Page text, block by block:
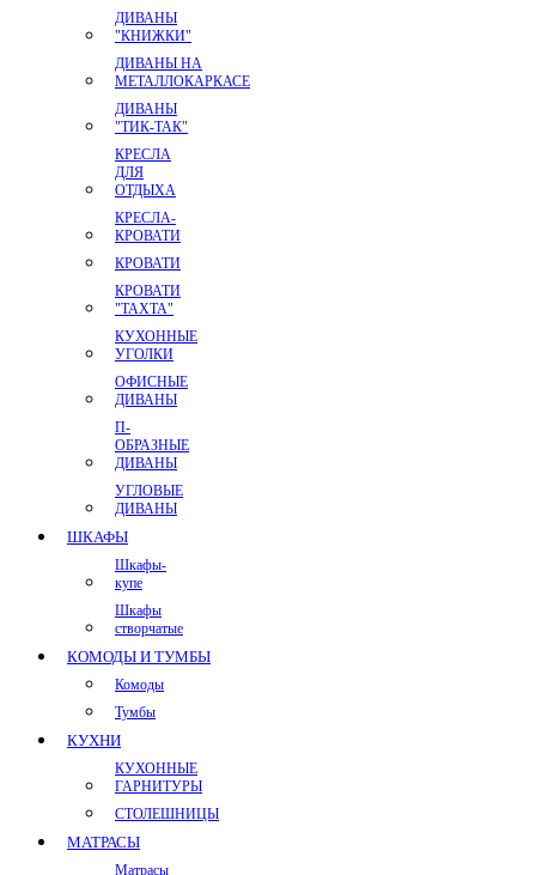
ДИВАНЫ
"КНИЖКИ"
ДИВАНЫ НА
МЕТАЛЛОКАРКАСЕ
ДИВАНЫ
"ТИК-ТАК"
КРЕСЛА
ДЛЯ
ОТДЫХА
КРЕСЛА-
КРОВАТИ
КРОВАТИ
КРОВАТИ
"ТАХТА"
КУХОННЫЕ
УГОЛКИ
ОФИСНЫЕ
ДИВАНЫ
П-
ОБРАЗНЫЕ
ДИВАНЫ
УГЛОВЫЕ
ДИВАНЫ
ШКАФЫ
Шкафы-
купе
Шкафы
створчатые
КОМОДЫ И ТУМБЫ
Комоды
Тумбы
КУХНИ
КУХОННЫЕ
ГАРНИТУРЫ
СТОЛЕШНИЦЫ
МАТРАСЫ
Матрасы